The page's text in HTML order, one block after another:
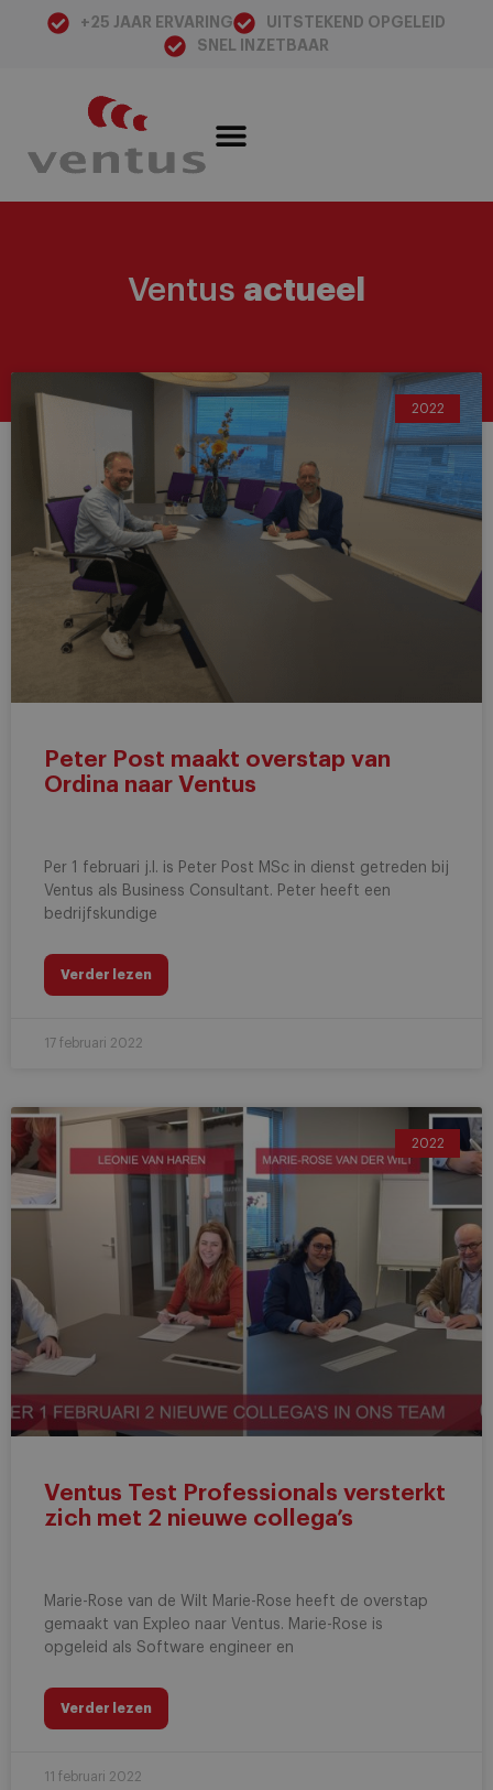
+25 JAAR ERVARING
UITSTEKEND OPGELEID
SNEL INZETBAAR
Ventus actueel
2022
Peter Post maakt overstap van
Ordina naar Ventus
Per 1 februari j.l. is Peter Post MSc in dienst getreden bij
Ventus als Business Consultant. Peter heeft een
bedrijfskundige
Verder lezen
17 februari 2022
2022
Ventus Test Professionals versterkt
zich met 2 nieuwe collega’s
Marie-Rose van de Wilt Marie-Rose heeft de overstap
gemaakt van Expleo naar Ventus. Marie-Rose is
opgeleid als Software engineer en
Verder lezen
11 februari 2022